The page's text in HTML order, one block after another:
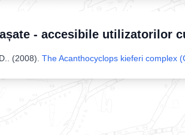
- accesibile utilizatorilor
. (2008). The Acanthocyclops kieferi complex